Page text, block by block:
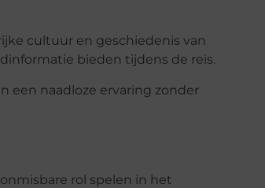
cultuur en geschiedenis van
bieden tijdens de reis.
een naadloze ervaring zonder
rol spelen in het